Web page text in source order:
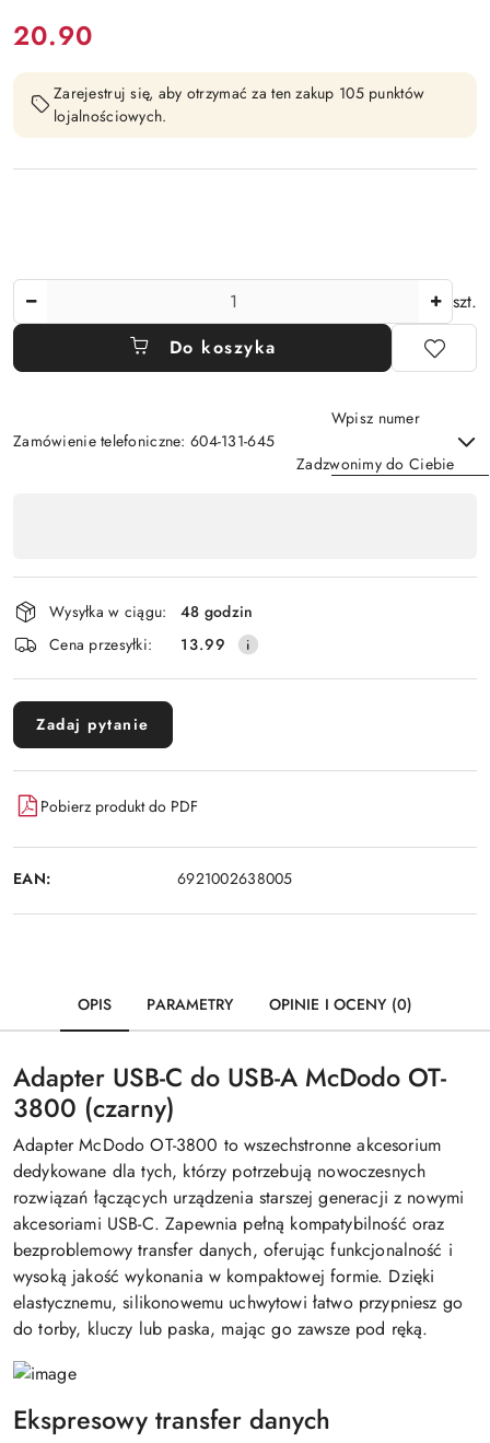
cena:
20.90
Zarejestruj się, aby otrzymać za ten zakup 105 punktów
lojalnościowych.
szt.
Do koszyka
Zamówienie telefoniczne: 604-131-645
Wpisz numer
Zadzwonimy do Ciebie
płatność
i
dostawa
Wysyłka w ciągu:
48 godzin
Cena przesyłki:
13.99
Zadaj pytanie
Pobierz produkt do PDF
EAN: 6921002638005
OPIS PARAMETRY OPINIE I OCENY (0)
Adapter USB-C do USB-A McDodo OT-
3800 (czarny)
Adapter McDodo OT-3800 to wszechstronne akcesorium
dedykowane dla tych, którzy potrzebują nowoczesnych
rozwiązań łączących urządzenia starszej generacji z nowymi
akcesoriami USB-C. Zapewnia pełną kompatybilność oraz
bezproblemowy transfer danych, oferując funkcjonalność i
wysoką jakość wykonania w kompaktowej formie. Dzięki
elastycznemu, silikonowemu uchwytowi łatwo przypniesz go
do torby, kluczy lub paska, mając go zawsze pod ręką.
Ekspresowy transfer danych